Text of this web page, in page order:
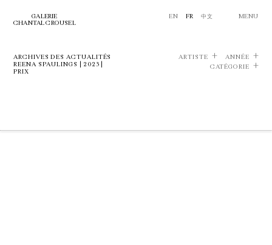
GALERIE
CHANTAL CROUSEL
EN FR 中文 MENU
ARCHIVES DES ACTUALITÉS
REENA SPAULINGS | 2023 |
PRIX
ARTISTE
ANNÉE
CATÉGORIE